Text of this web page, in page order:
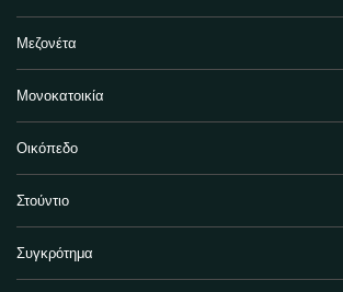
Μεζονέτα
Μονοκατοικία
Οικόπεδο
Στούντιο
Συγκρότημα